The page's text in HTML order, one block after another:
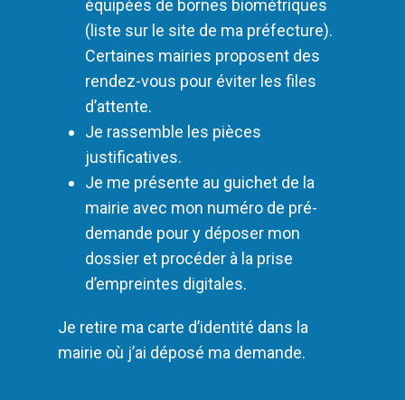
équipées de bornes biométriques
(liste sur le site de ma préfecture).
Certaines mairies proposent des
rendez-vous pour éviter les files
d’attente.
Je rassemble les pièces
justificatives.
Je me présente au guichet de la
mairie avec mon numéro de pré-
demande pour y déposer mon
dossier et procéder à la prise
d’empreintes digitales.
Je retire ma carte d’identité dans la
mairie où j’ai déposé ma demande.